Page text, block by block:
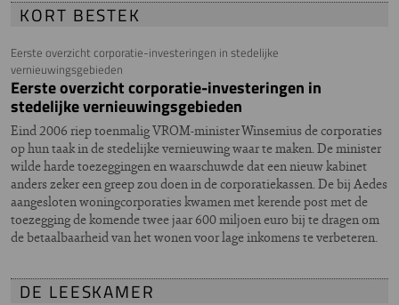
KORT BESTEK
Eerste overzicht corporatie-investeringen in stedelijke
vernieuwingsgebieden
Eerste overzicht corporatie-investeringen in
stedelijke vernieuwingsgebieden
Eind 2006 riep toenmalig VROM-minister Winsemius de corporaties
op hun taak in de stedelijke vernieuwing waar te maken. De minister
wilde harde toezeggingen en waarschuwde dat een nieuw kabinet
anders zeker een greep zou doen in de corporatiekassen. De bij Aedes
aangesloten woningcorporaties kwamen met kerende post met de
toezegging de komende twee jaar 600 miljoen euro bij te dragen om
de betaalbaarheid van het wonen voor lage inkomens te verbeteren.
DE LEESKAMER